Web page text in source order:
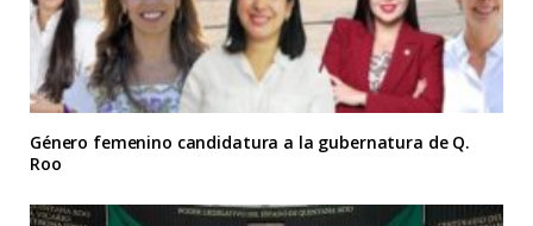
Género femenino candidatura a la gubernatura de Q.
Roo